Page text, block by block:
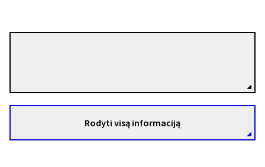
Rodyti visą informaciją